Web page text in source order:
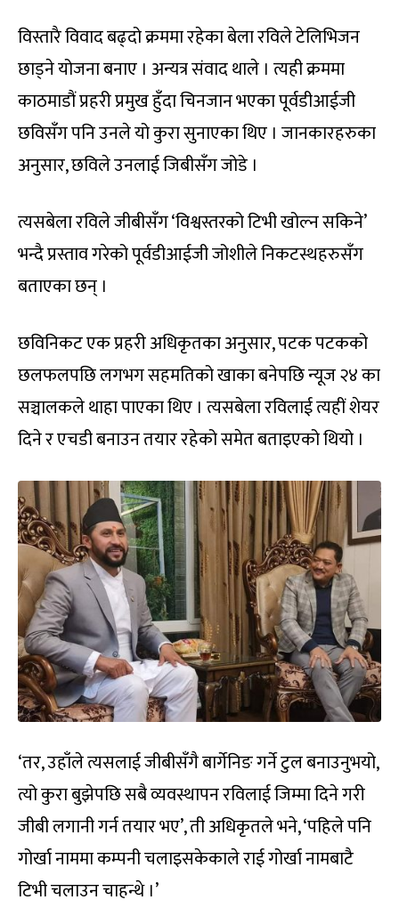
विस्तारै विवाद बढ्दो क्रममा रहेका बेला रविले टेलिभिजन
छाड्ने योजना बनाए । अन्यत्र संवाद थाले । त्यही क्रममा
काठमाडौं प्रहरी प्रमुख हुँदा चिनजान भएका पूर्वडीआईजी
छविसँग पनि उनले यो कुरा सुनाएका थिए । जानकारहरुका
अनुसार, छविले उनलाई जिबीसँग जोडे ।
त्यसबेला रविले जीबीसँग ‘विश्वस्तरको टिभी खोल्न सकिने’
भन्दै प्रस्ताव गरेको पूर्वडीआईजी जोशीले निकटस्थहरुसँग
बताएका छन् ।
छविनिकट एक प्रहरी अधिकृतका अनुसार, पटक पटकको
छलफलपछि लगभग सहमतिको खाका बनेपछि न्यूज २४ का
सञ्चालकले थाहा पाएका थिए । त्यसबेला रविलाई त्यहीं शेयर
दिने र एचडी बनाउन तयार रहेको समेत बताइएको थियो ।
‘तर, उहाँले त्यसलाई जीबीसँगै बार्गेनिङ गर्ने टुल बनाउनुभयो,
त्यो कुरा बुझेपछि सबै व्यवस्थापन रविलाई जिम्मा दिने गरी
जीबी लगानी गर्न तयार भए’, ती अधिकृतले भने, ‘पहिले पनि
गोर्खा नाममा कम्पनी चलाइसकेकाले राई गोर्खा नामबाटै
टिभी चलाउन चाहन्थे ।’